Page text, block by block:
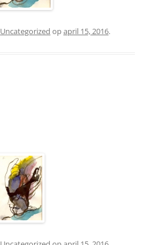
Uncategorized opapril 15, 2016.